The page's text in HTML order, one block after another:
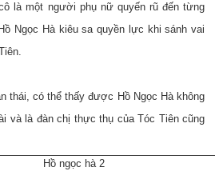
là một người phụ nữ quyến rũ đến từng
Ngọc Hà kiêu sa quyền lực khi sánh vai
thái, có thể thấy được Hồ Ngọc Hà không
và là đàn chị thực thụ của Tóc Tiên cũng